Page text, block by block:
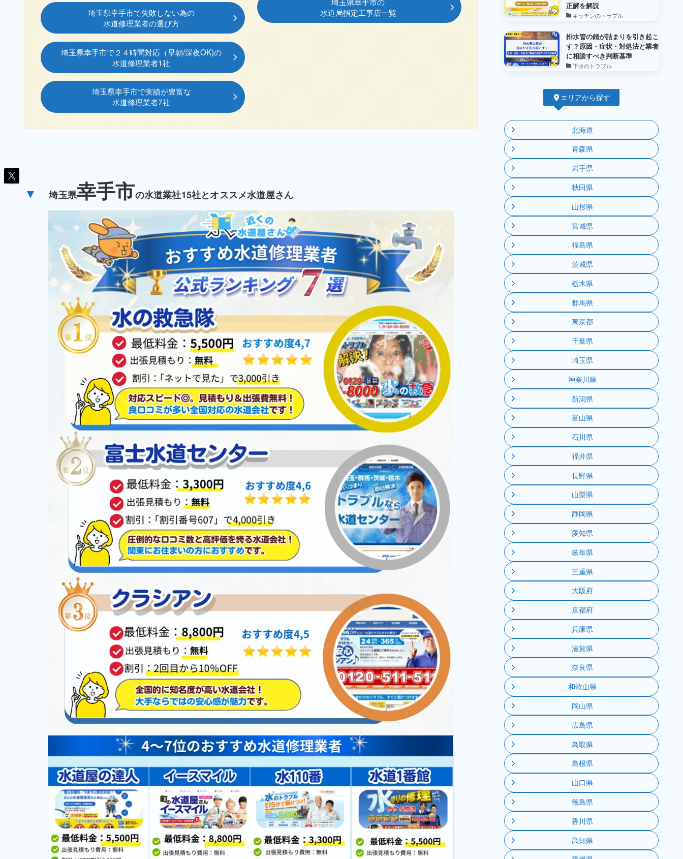
埼玉県幸手市で失敗しない為の
水道修理業者の選び方
埼玉県幸手市で２４時間対応（早朝/深夜OK)の
水道修理業者1社
埼玉県幸手市で実績が豊富な
水道修理業者7社
水道局指定工事店一覧
▼ 埼玉県幸手市の水道業社15社とオススメ水道屋さん
正解を解説
キッチンのトラブル
排水管の錆が詰まりを引き起こ
す？原因・症状・対処法と業者
に相談すべき判断基準
下水のトラブル
エリアから探す
北海道
青森県
岩手県
秋田県
山形県
宮城県
福島県
茨城県
栃木県
群馬県
東京都
千葉県
埼玉県
神奈川県
新潟県
富山県
石川県
福井県
長野県
山梨県
静岡県
愛知県
岐阜県
三重県
大阪府
京都府
兵庫県
滋賀県
奈良県
和歌山県
岡山県
広島県
鳥取県
島根県
山口県
徳島県
香川県
高知県